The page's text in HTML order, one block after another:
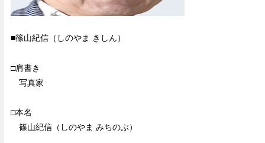
■篠山紀信（しのやま きしん）
□肩書き
写真家
□本名
篠山紀信（しのやま みちのぶ）